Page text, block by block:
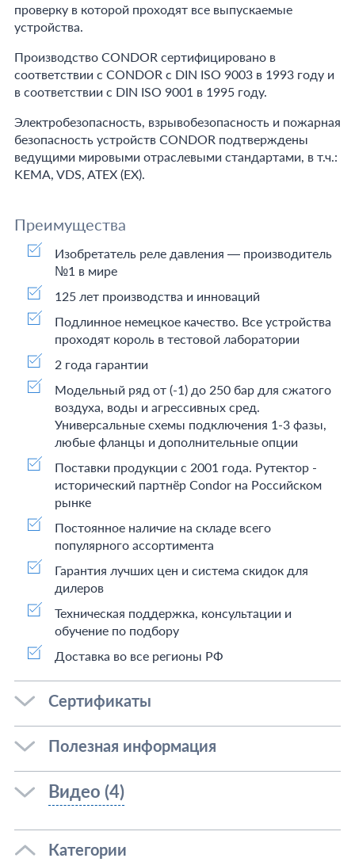
проверку в которой проходят все выпускаемые
устройства.
Производство CONDOR сертифицировано в
соответствии с CONDOR с DIN ISO 9003 в 1993 году и
в соответствии с DIN ISO 9001 в 1995 году.
Электробезопасность, взрывобезопасность и пожарная
безопасность устройств CONDOR подтверждены
ведущими мировыми отраслевыми стандартами, в т.ч.:
KEMA, VDS, ATEX (EX).
Преимущества
Изобретатель реле давления — производитель
№1 в мире
125 лет производства и инноваций
Подлинное немецкое качество. Все устройства
проходят король в тестовой лаборатории
2 года гарантии
Модельный ряд от (-1) до 250 бар для сжатого
воздуха, воды и агрессивных сред.
Универсальные схемы подключения 1-3 фазы,
любые фланцы и дополнительные опции
Поставки продукции с 2001 года. Рутектор -
исторический партнёр Condor на Российском
рынке
Постоянное наличие на складе всего
популярного ассортимента
Гарантия лучших цен и система скидок для
дилеров
Техническая поддержка, консультации и
обучение по подбору
Доставка во все регионы РФ
Сертификаты
Полезная информация
Видео (4)
Категории